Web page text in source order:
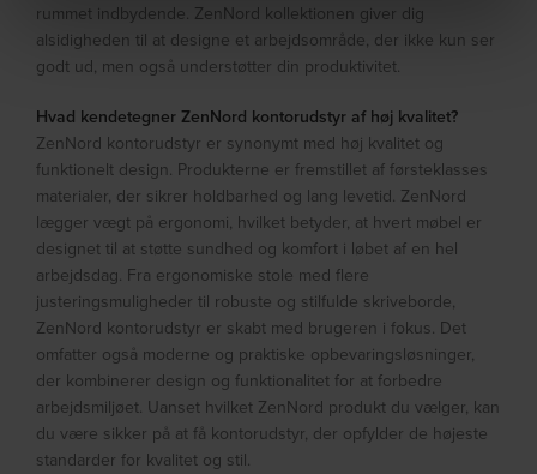
rummet indbydende. ZenNord kollektionen giver dig
alsidigheden til at designe et arbejdsområde, der ikke kun ser
godt ud, men også understøtter din produktivitet.
Hvad kendetegner ZenNord kontorudstyr af høj kvalitet?
ZenNord kontorudstyr er synonymt med høj kvalitet og
funktionelt design. Produkterne er fremstillet af førsteklasses
materialer, der sikrer holdbarhed og lang levetid. ZenNord
lægger vægt på ergonomi, hvilket betyder, at hvert møbel er
designet til at støtte sundhed og komfort i løbet af en hel
arbejdsdag. Fra ergonomiske stole med flere
justeringsmuligheder til robuste og stilfulde skriveborde,
ZenNord kontorudstyr er skabt med brugeren i fokus. Det
omfatter også moderne og praktiske opbevaringsløsninger,
der kombinerer design og funktionalitet for at forbedre
arbejdsmiljøet. Uanset hvilket ZenNord produkt du vælger, kan
du være sikker på at få kontorudstyr, der opfylder de højeste
standarder for kvalitet og stil.